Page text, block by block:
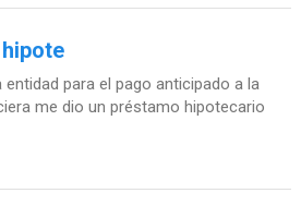
para el pago anticipado a la
me dio un préstamo hipotecario